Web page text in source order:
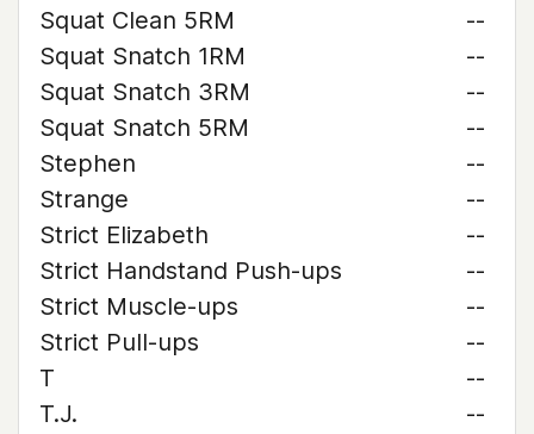
Squat Clean 5RM
--
Squat Snatch 1RM
--
Squat Snatch 3RM
--
Squat Snatch 5RM
--
Stephen
--
Strange
--
Strict Elizabeth
--
Strict Handstand Push-ups
--
Strict Muscle-ups
--
Strict Pull-ups
--
T
--
T.J.
--